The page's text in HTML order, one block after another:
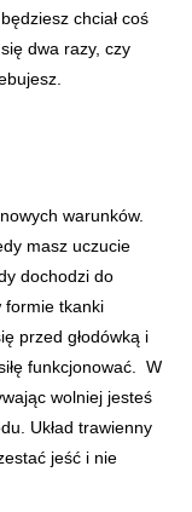
chciał coś
dwa razy, czy
warunków.
masz uczucie
dochodzi do
formie tkanki
przed głodówką i
funkcjonować. W
wolniej jesteś
Układ trawienny
jeść i nie